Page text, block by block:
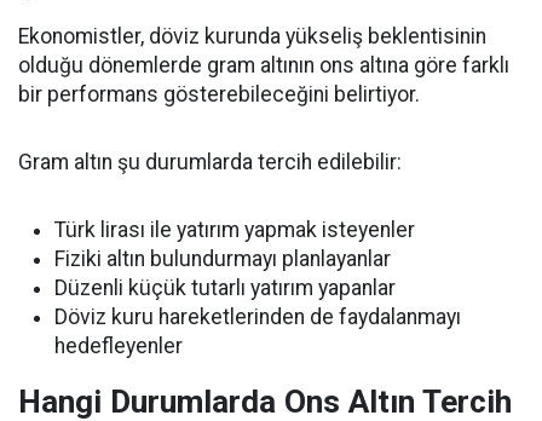
Ekonomistler, döviz kurunda yükseliş beklentisinin
olduğu dönemlerde gram altının ons altına göre farklı
bir performans gösterebileceğini belirtiyor.
Gram altın şu durumlarda tercih edilebilir:
Türk lirası ile yatırım yapmak isteyenler
Fiziki altın bulundurmayı planlayanlar
Düzenli küçük tutarlı yatırım yapanlar
Döviz kuru hareketlerinden de faydalanmayı
hedefleyenler
Hangi Durumlarda Ons Altın Tercih